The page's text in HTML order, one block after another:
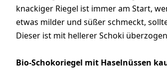
knackiger Riegel ist immer am Start,
etwas milder und süßer schmeckt,
Dieser ist mit hellerer Schoki
Bio-Schokoriegel mit Haselnüssen